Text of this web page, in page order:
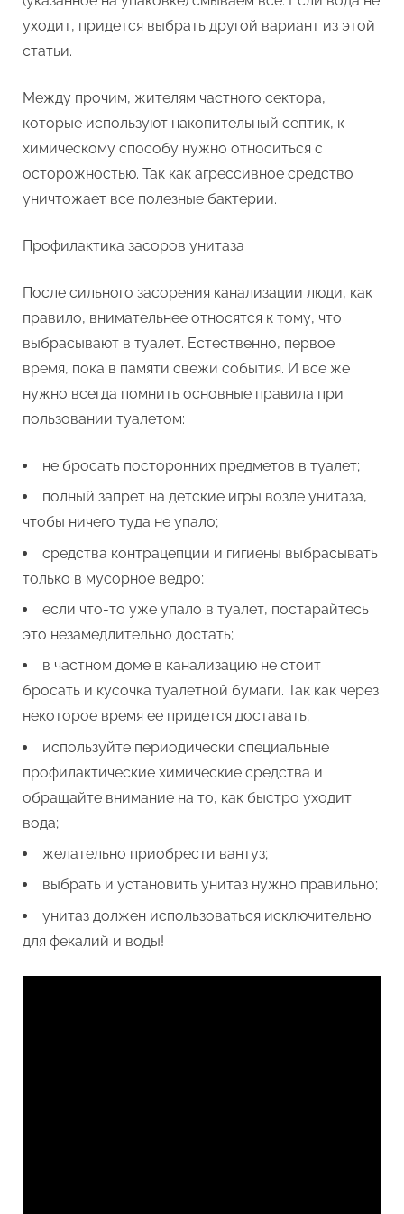
уходит, придется выбрать другой вариант из этой
статьи.
Между прочим, жителям частного сектора,
которые используют накопительный септик, к
химическому способу нужно относиться с
осторожностью. Так как агрессивное средство
уничтожает все полезные бактерии.
Профилактика засоров унитаза
После сильного засорения канализации люди, как
правило, внимательнее относятся к тому, что
выбрасывают в туалет. Естественно, первое
время, пока в памяти свежи события. И все же
нужно всегда помнить основные правила при
пользовании туалетом:
не бросать посторонних предметов в туалет;
полный запрет на детские игры возле унитаза,
чтобы ничего туда не упало;
средства контрацепции и гигиены выбрасывать
только в мусорное ведро;
если что-то уже упало в туалет, постарайтесь
это незамедлительно достать;
в частном доме в канализацию не стоит
бросать и кусочка туалетной бумаги. Так как через
некоторое время ее придется доставать;
используйте периодически специальные
профилактические химические средства и
обращайте внимание на то, как быстро уходит
вода;
желательно приобрести вантуз;
выбрать и установить унитаз нужно правильно;
унитаз должен использоваться исключительно
для фекалий и воды!